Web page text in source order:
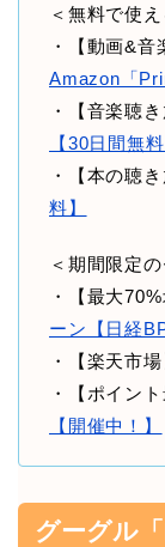
＜無料で使
・【動画&音
Amazon「
・【音楽聴き
【30日間無料
・【本の聴き
料】
＜期間限定
・【最大70%
ーン【日経BP
・【楽天市
・【ポイン
【開催中！】
グーグル